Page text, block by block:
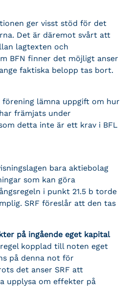
ger visst stöd för det
Det är däremot svårt att
lagtexten och
BFN finner det möjligt anser
faktiska belopp tas bort.
lämna uppgift om hur
främjats under
detta inte är ett krav i BFL
bara aktiebolag
som kan göra
i punkt 21.5 b torde
SRF föreslår att den tas
på ingående eget kapital
kopplad till noten eget
på denna not för
det anser SRF att
upplysa om effekter på